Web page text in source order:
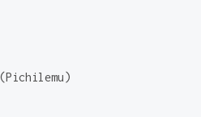
(Pichilemu)